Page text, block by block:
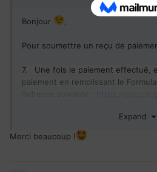
Bonjour
Pour soumettre un reçu de
7.
Une fois le paiement effectué,
paiement en remplissant le
Expand
Merci beaucoup !